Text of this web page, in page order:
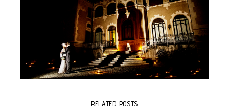
RELATED POSTS